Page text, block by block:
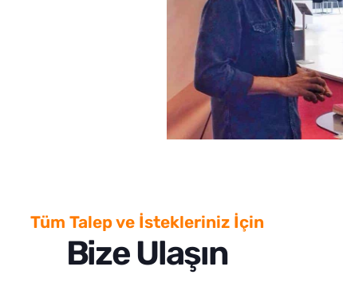
Tüm Talep ve İstekleriniz İçin
Bize Ulaşın